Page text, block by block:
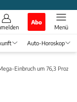
Abo
Menü
Auto-Horoskop
Einbruch um 76,3 Prozent